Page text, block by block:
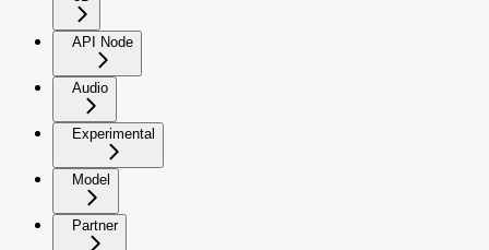
API Node
Audio
Experimental
Model
Partner